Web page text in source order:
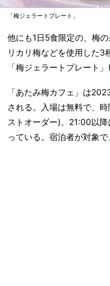
「梅ジェラートプレート」
他にも1日5食限定の、梅
リカリ梅などを使用した3
「梅ジェラートプレート
「あたみ梅カフェ」は
される。入場は無料で、
ストオーダー)。21:00以
っている。宿泊者が対象で